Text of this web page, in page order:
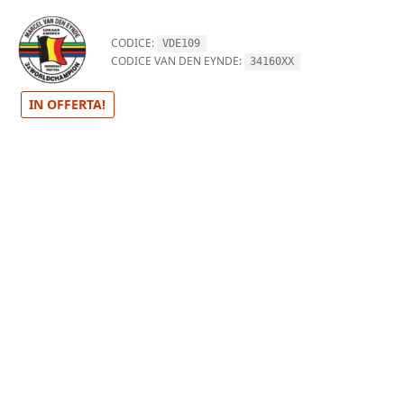
CODICE: VDE109
CODICE VAN DEN EYNDE: 34160XX
IN OFFERTA!